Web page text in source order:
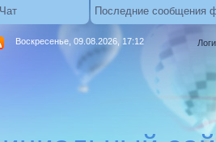
Чат Последние сообщения
Воскресенье, 09.08.2026, 17:12